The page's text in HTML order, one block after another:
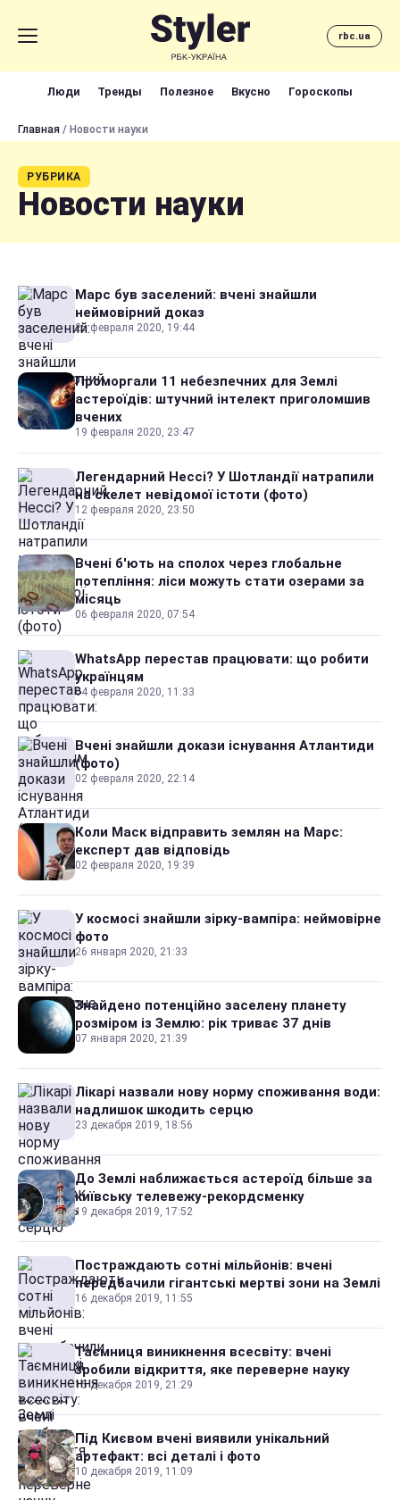
rbc.ua
Люди Тренды Полезное Вкусно Гороскопы
Главная / Новости науки
РУБРИКА
Новости науки
Марс був заселений: вчені знайшли
неймовірний доказ
25 февраля 2020, 19:44
Проморгали 11 небезпечних для Землі
астероїдів: штучний інтелект приголомшив
вчених
19 февраля 2020, 23:47
Легендарний Нессі? У Шотландії натрапили
на скелет невідомої істоти (фото)
12 февраля 2020, 23:50
Вчені б'ють на сполох через глобальне
потепління: ліси можуть стати озерами за
місяць
06 февраля 2020, 07:54
WhatsApp перестав працювати: що робити
українцям
04 февраля 2020, 11:33
Вчені знайшли докази існування Атлантиди
(фото)
02 февраля 2020, 22:14
Коли Маск відправить землян на Марс:
експерт дав відповідь
02 февраля 2020, 19:39
У космосі знайшли зірку-вампіра: неймовірне
фото
26 января 2020, 21:33
Знайдено потенційно заселену планету
розміром із Землю: рік триває 37 днів
07 января 2020, 21:39
Лікарі назвали нову норму споживання води:
надлишок шкодить серцю
23 декабря 2019, 18:56
До Землі наближається астероїд більше за
київську телевежу-рекордсменку
19 декабря 2019, 17:52
Постраждають сотні мільйонів: вчені
передбачили гігантські мертві зони на Землі
16 декабря 2019, 11:55
Таємниця виникнення всесвіту: вчені
зробили відкриття, яке переверне науку
15 декабря 2019, 21:29
Під Києвом вчені виявили унікальний
артефакт: всі деталі і фото
10 декабря 2019, 11:09